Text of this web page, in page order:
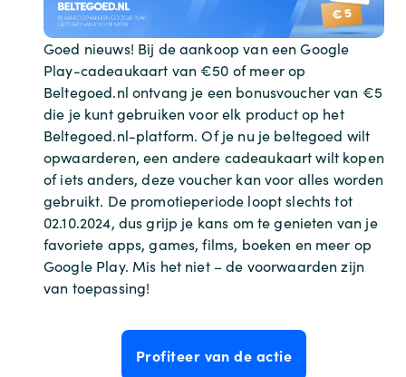
Goed nieuws! Bij de aankoop van een Google
Play-cadeaukaart van €50 of meer op
Beltegoed.nl ontvang je een bonusvoucher van €5
die je kunt gebruiken voor elk product op het
Beltegoed.nl-platform. Of je nu je beltegoed wilt
opwaarderen, een andere cadeaukaart wilt kopen
of iets anders, deze voucher kan voor alles worden
gebruikt. De promotieperiode loopt slechts tot
02.10.2024, dus grijp je kans om te genieten van je
favoriete apps, games, films, boeken en meer op
Google Play. Mis het niet – de voorwaarden zijn
van toepassing!
Profiteer van de actie